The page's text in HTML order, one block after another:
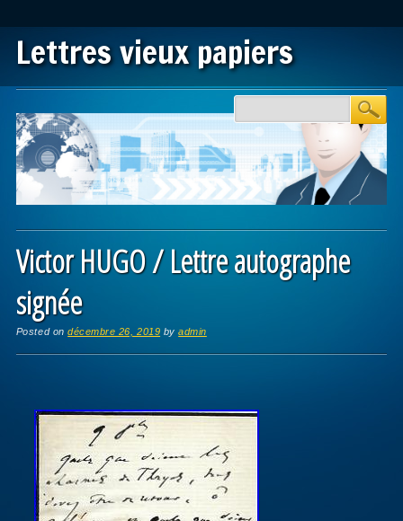
Lettres vieux papiers
Main menu
Victor HUGO / Lettre autographe
signée
Posted ondécembre 26, 2019 byadmin